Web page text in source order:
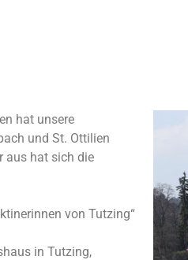
hat unsere
und St. Ottilien
aus hat sich die
von Tutzing“
in Tutzing,